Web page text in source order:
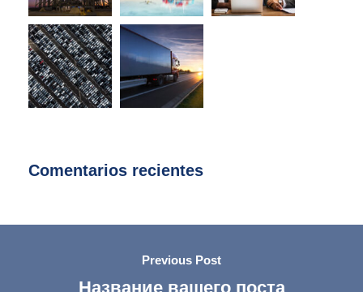
Comentarios recientes
Previous Post
Название вашего поста